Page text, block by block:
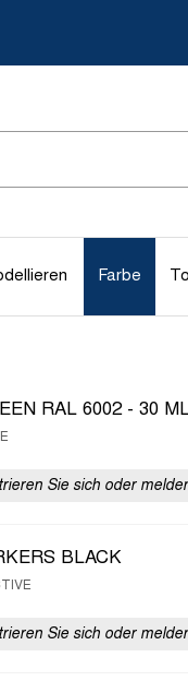
Farbe
RAL 6002 - 30
Sie sich oder
BLACK
Sie sich oder